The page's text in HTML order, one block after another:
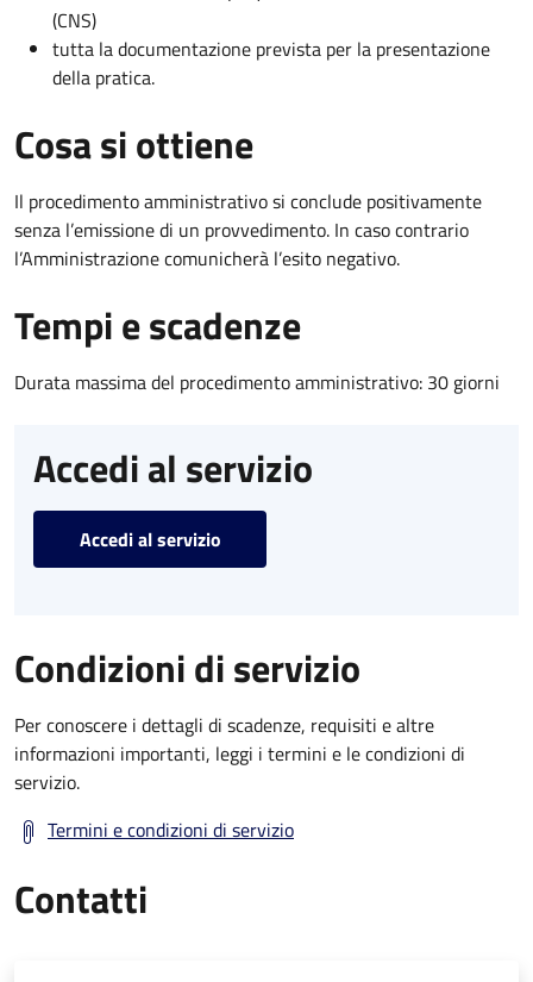
(CNS)
tutta la documentazione prevista per la presentazione
della pratica.
Cosa si ottiene
Il procedimento amministrativo si conclude positivamente
senza l’emissione di un provvedimento. In caso contrario
l’Amministrazione comunicherà l’esito negativo.
Tempi e scadenze
Durata massima del procedimento amministrativo: 30 giorni
Accedi al servizio
Accedi al servizio
Condizioni di servizio
Per conoscere i dettagli di scadenze, requisiti e altre
informazioni importanti, leggi i termini e le condizioni di
servizio.
Termini e condizioni di servizio
Contatti